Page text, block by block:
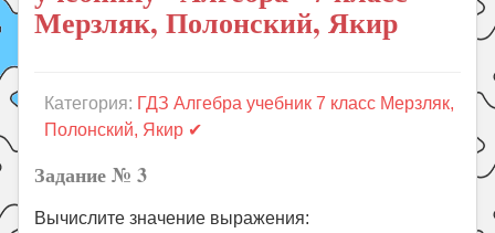
Подготовка к школе
ГДЗ
Праздники
Психология
Летом!
Мерзляк, Полонский, Якир
Категория: ГДЗ Алгебра учебник 7 класс Мерзляк,
Полонский, Якир ✔
Задание № 3
Вычислите значение выражения: